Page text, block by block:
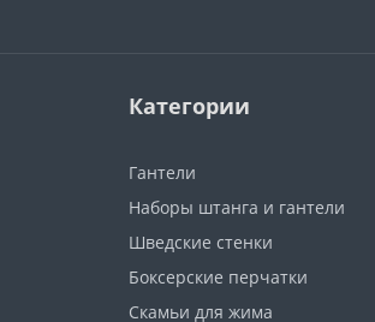
Категории
Гантели
Наборы штанга и гантели
Шведские стенки
Боксерские перчатки
Скамьи для жима